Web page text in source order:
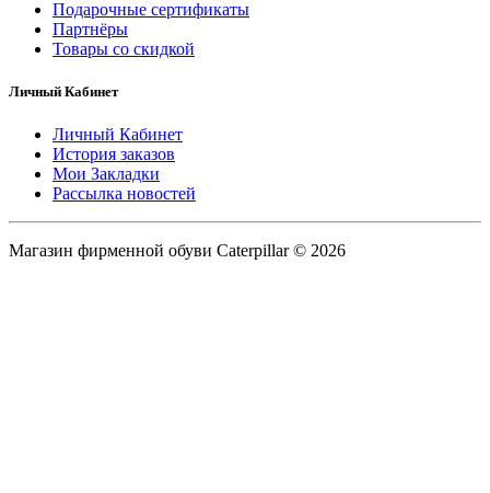
Подарочные сертификаты
Партнёры
Товары со скидкой
Личный Кабинет
Личный Кабинет
История заказов
Мои Закладки
Рассылка новостей
Магазин фирменной обуви Caterpillar © 2026